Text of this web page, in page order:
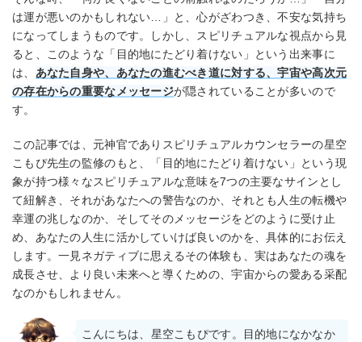
は運が悪いのかもしれない…」と、心がざわつき、不安な気持ち
になってしまうものです。しかし、スピリチュアルな視点から見
ると、このような「目的地にたどり着けない」という出来事に
は、 あなた自身や、あなたの進むべき道に対する、宇宙や高次元
の存在からの重要なメッセージが隠されていることが多いので
す。
この記事では、元神官でありスピリチュアルカウンセラーの星空
こもぴ先生の監修のもと、「目的地にたどり着けない」という現
象が持つ様々なスピリチュアルな意味を7つの主要なサインとし
て紐解き、それがあなたへの警告なのか、それとも人生の転機や
幸運の兆しなのか、そしてそのメッセージをどのように受け止
め、あなたの人生に活かしていけば良いのかを、具体的にお伝え
します。一見ネガティブに思えるその体験も、実はあなたの魂を
成長させ、より良い未来へと導くための、宇宙からの愛ある采配
なのかもしれません。
こんにちは、星空こもぴです。目的地になかなか